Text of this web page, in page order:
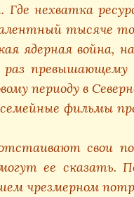
нехватка
тысяче
ядерная война,
периоду в
фильмы
свои
ее сказать.
чрезмерном